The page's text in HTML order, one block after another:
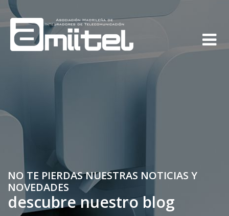
NO TE PIERDAS NUESTRAS NOTICIAS Y
NOVEDADES
descubre nuestro blog